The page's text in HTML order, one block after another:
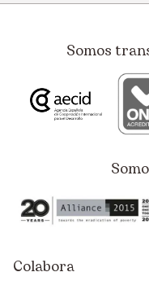
Somos
Colabora